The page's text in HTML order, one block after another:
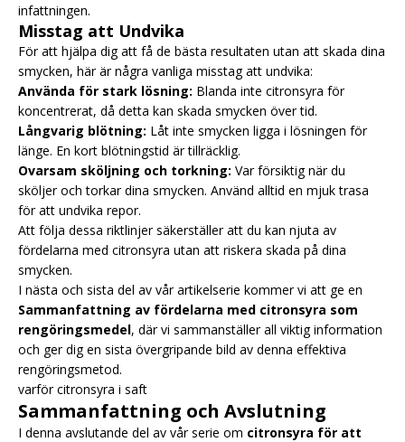
infattningen.
Misstag att Undvika
För att hjälpa dig att få de bästa resultaten utan att skada dina
smycken, här är några vanliga misstag att undvika:
Använda för stark lösning: Blanda inte citronsyra för
koncentrerat, då detta kan skada smycken över tid.
Långvarig blötning: Låt inte smycken ligga i lösningen för
länge. En kort blötningstid är tillräcklig.
Ovarsam sköljning och torkning: Var försiktig när du
sköljer och torkar dina smycken. Använd alltid en mjuk trasa
för att undvika repor.
Att följa dessa riktlinjer säkerställer att du kan njuta av
fördelarna med citronsyra utan att riskera skada på dina
smycken.
I nästa och sista del av vår artikelserie kommer vi att ge en
Sammanfattning av fördelarna med citronsyra som
rengöringsmedel, där vi sammanställer all viktig information
och ger dig en sista övergripande bild av denna effektiva
rengöringsmetod.
varför citronsyra i saft
Sammanfattning och Avslutning
I denna avslutande del av vår serie om citronsyra för att